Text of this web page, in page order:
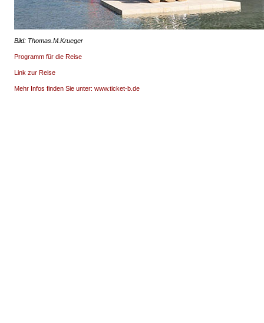
Bild: Thomas.M.Krueger
Programm für die Reise
Link zur Reise
Mehr Infos finden Sie unter: www.ticket-b.de